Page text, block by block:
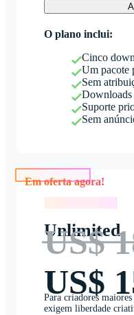
O plano inclui:
Cinco
Um pacote
Sem
Downloads
Suporte
Sem
Unlimited
US$
US$
Para criadores
exigem liberdade